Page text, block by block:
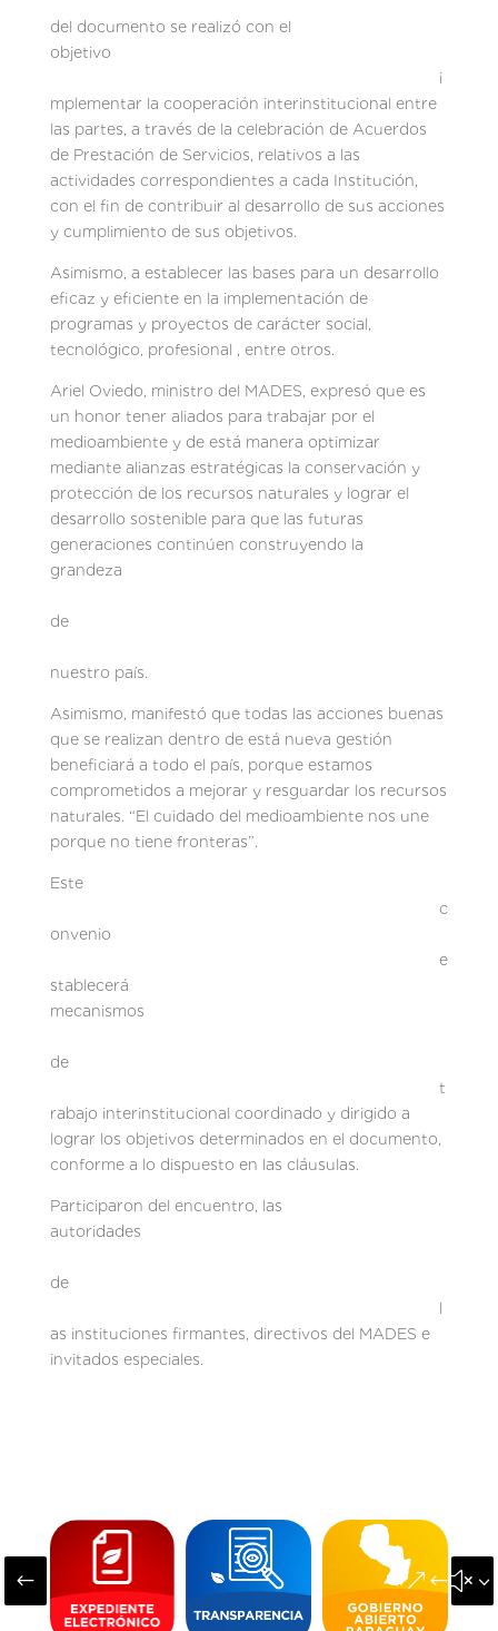
del documento se realizó con el
objetivo
i
mplementar la cooperación interinstitucional entre
las partes, a través de la celebración de Acuerdos
de Prestación de Servicios, relativos a las
actividades correspondientes a cada Institución,
con el fin de contribuir al desarrollo de sus acciones
y cumplimiento de sus objetivos.
Asimismo, a establecer las bases para un desarrollo
eficaz y eficiente en la implementación de
programas y proyectos de carácter social,
tecnológico, profesional , entre otros.
Ariel Oviedo, ministro del MADES, expresó que es
un honor tener aliados para trabajar por el
medioambiente y de está manera optimizar
mediante alianzas estratégicas la conservación y
protección de los recursos naturales y lograr el
desarrollo sostenible para que las futuras
generaciones continúen construyendo la
grandeza
de
nuestro país.
Asimismo, manifestó que todas las acciones buenas
que se realizan dentro de está nueva gestión
beneficiará a todo el país, porque estamos
comprometidos a mejorar y resguardar los recursos
naturales. “El cuidado del medioambiente nos une
porque no tiene fronteras”.
Este
c
onvenio
e
stablecerá
mecanismos
de
t
rabajo interinstitucional coordinado y dirigido a
lograr los objetivos determinados en el documento,
conforme a lo dispuesto en las cláusulas.
Participaron del encuentro, las
autoridades
de
l
as instituciones firmantes, directivos del MADES e
invitados especiales.
#